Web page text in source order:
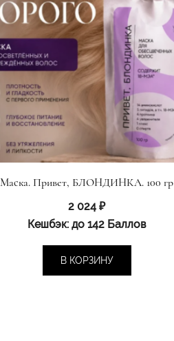
Маска. Привет, БЛОНДИНКА. 100 гр
2 024 ₽
Кешбэк: до 142 Баллов
В КОРЗИНУ